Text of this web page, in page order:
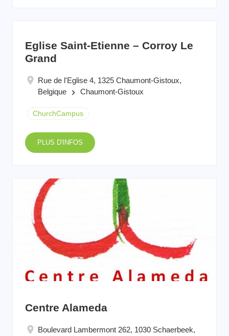
Eglise Saint-Etienne – Corroy Le
Grand
Rue de l'Eglise 4, 1325 Chaumont-Gistoux,
Belgique
keyboard_arrow_right Chaumont-Gistoux
ChurchCampus
PLUS D'INFOS
Centre Alameda
Boulevard Lambermont 262, 1030 Schaerbeek,